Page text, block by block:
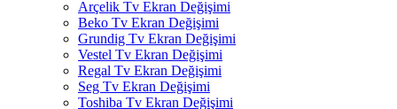
Arçelik Tv Ekran Değişimi
Beko Tv Ekran Değişimi
Grundig Tv Ekran Değişimi
Vestel Tv Ekran Değişimi
Regal Tv Ekran Değişimi
Seg Tv Ekran Değişimi
Toshiba Tv Ekran Değişimi